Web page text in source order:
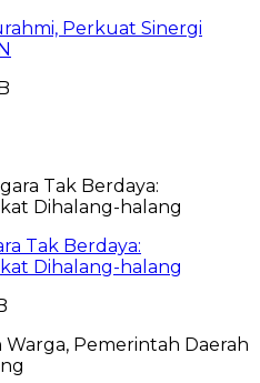
Perkuat Sinergi
Tak Berdaya:
Dihalang-halang